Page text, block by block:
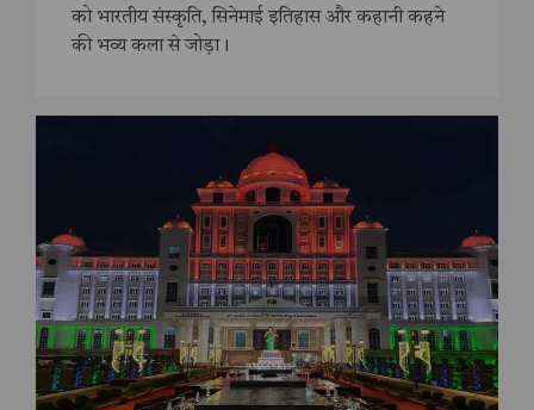
को भारतीय संस्कृति, सिनेमाई इतिहास और कहानी कहने
की भव्य कला से जोड़ा।